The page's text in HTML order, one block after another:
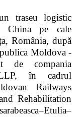
traseu logistic
China pe cale
România, după
Moldova -
de compania
în cadrul
Railways
Rehabilitation